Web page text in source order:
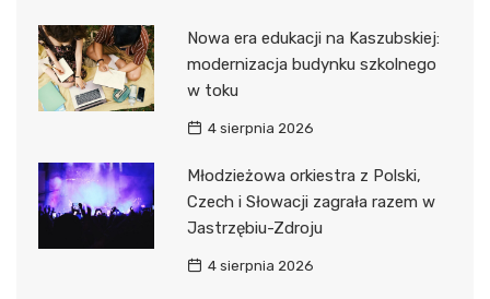
Nowa era edukacji na Kaszubskiej:
modernizacja budynku szkolnego
w toku
4 sierpnia 2026
Młodzieżowa orkiestra z Polski,
Czech i Słowacji zagrała razem w
Jastrzębiu-Zdroju
4 sierpnia 2026